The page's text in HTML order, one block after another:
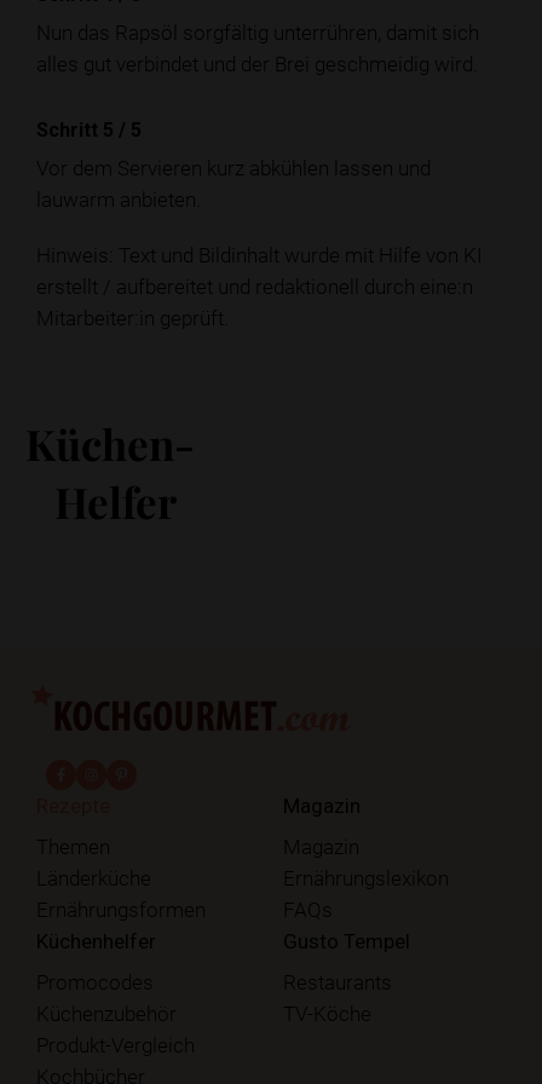
Nun das Rapsöl sorgfältig unterrühren, damit sich
alles gut verbindet und der Brei geschmeidig wird.
Schritt 5 / 5
Vor dem Servieren kurz abkühlen lassen und
lauwarm anbieten.
Hinweis: Text und Bildinhalt wurde mit Hilfe von KI
erstellt / aufbereitet und redaktionell durch eine:n
Mitarbeiter:in geprüft.
Küchen-
Helfer
Themen
Länderküche
Ernährungsformen
Magazin
Magazin
Ernährungslexikon
FAQs
Küchenhelfer
Promocodes
Küchenzubehör
Produkt-Vergleich
Kochbücher
Gusto Tempel
Restaurants
TV-Köche